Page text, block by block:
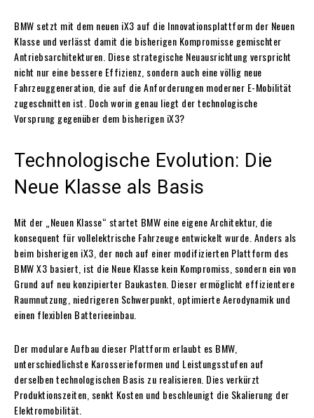
BMW setzt mit dem neuen iX3 auf die Innovationsplattform der Neuen
Klasse und verlässt damit die bisherigen Kompromisse gemischter
Antriebsarchitekturen. Diese strategische Neuausrichtung verspricht
nicht nur eine bessere Effizienz, sondern auch eine völlig neue
Fahrzeuggeneration, die auf die Anforderungen moderner E-Mobilität
zugeschnitten ist. Doch worin genau liegt der technologische
Vorsprung gegenüber dem bisherigen iX3?
Technologische Evolution: Die
Neue Klasse als Basis
Mit der „Neuen Klasse“ startet BMW eine eigene Architektur, die
konsequent für vollelektrische Fahrzeuge entwickelt wurde. Anders als
beim bisherigen iX3, der noch auf einer modifizierten Plattform des
BMW X3 basiert, ist die Neue Klasse kein Kompromiss, sondern ein von
Grund auf neu konzipierter Baukasten. Dieser ermöglicht effizientere
Raumnutzung, niedrigeren Schwerpunkt, optimierte Aerodynamik und
einen flexiblen Batterieeinbau.
Der modulare Aufbau dieser Plattform erlaubt es BMW,
unterschiedlichste Karosserieformen und Leistungsstufen auf
derselben technologischen Basis zu realisieren. Dies verkürzt
Produktionszeiten, senkt Kosten und beschleunigt die Skalierung der
Elektromobilität.